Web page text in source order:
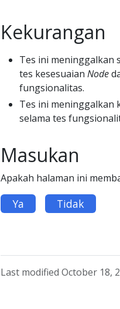
Kekurangan
Tes ini meninggalkan
tes kesesuaian Node
fungsionalitas.
Tes ini meninggalkan
selama tes
Masukan
Apakah halaman ini
Ya Tidak
Last modified October 18,